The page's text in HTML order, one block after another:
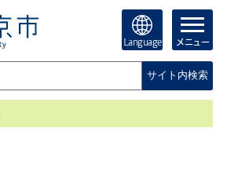
Language メニュー
サイト内検索